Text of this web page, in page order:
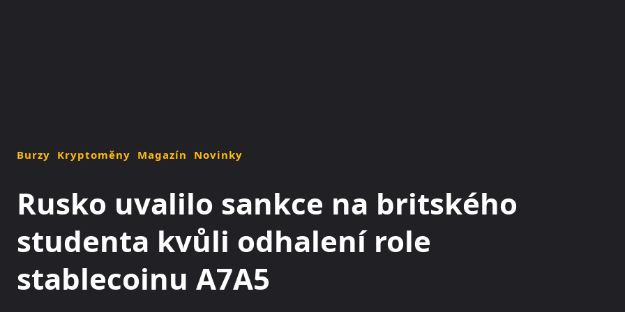
Burzy Kryptoměny Magazín Novinky
Rusko uvalilo sankce na britského
studenta kvůli odhalení role
stablecoinu A7A5